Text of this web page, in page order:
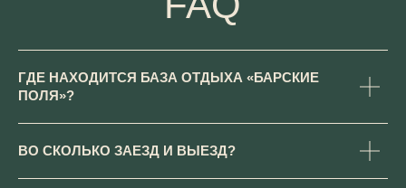
ГДЕ НАХОДИТСЯ БАЗА ОТДЫХА «БАРСКИЕ
ПОЛЯ»?
ВО СКОЛЬКО ЗАЕЗД И ВЫЕЗД?
КОНТАКТЫ